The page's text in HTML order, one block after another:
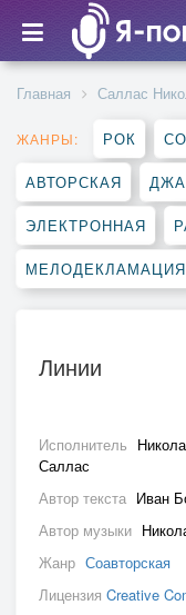
Главная Саллас
ЖАНРЫ: РОК
АВТОРСКАЯ
ЭЛЕКТРОННАЯ
МЕЛОДЕКЛАМАЦИЯ
Линии
Исполнитель
Саллас
Автор текста Иван
Автор музыки
Жанр Соавторская
Лицензия Creative